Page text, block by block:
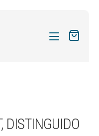
DISTINGUIDO